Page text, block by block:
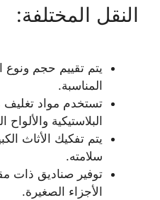
النقل المختلفة:
يتم تقييم حجم ونوع
المناسبة.
تستخدم مواد
البلاستيكية والألواح
يتم تفكيك الأثاث
سلامته.
توفير صناديق ذات
الأجزاء الصغيرة.